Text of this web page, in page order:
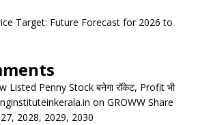
Target: Future Forecast for 2026 to
Listed Penny Stock बनेगा रॉकेट, Profit भी
on GROWW Share
2028, 2029, 2030